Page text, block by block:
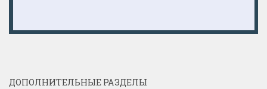
ДОПОЛНИТЕЛЬНЫЕ РАЗДЕЛЫ